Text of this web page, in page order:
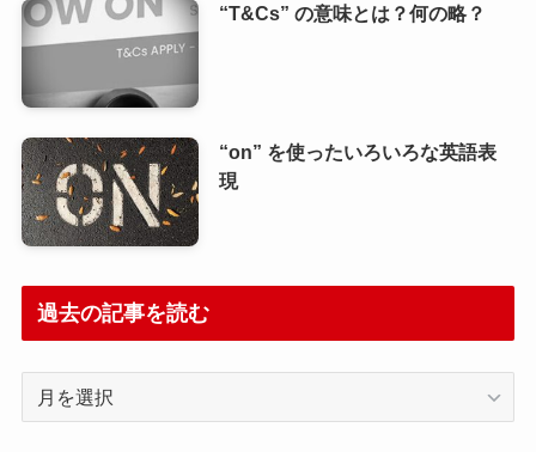
“T&Cs” の意味とは？何の略？
“on” を使ったいろいろな英語表
現
過去の記事を読む